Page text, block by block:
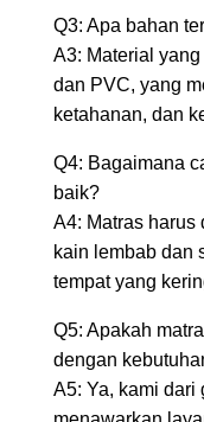
Q3: Apa bahan
A3: Material
dan PVC, yang
ketahanan, dan
Q4: Bagaimana
baik?
A4: Matras harus
kain lembab dan
tempat yang
Q5: Apakah
dengan
A5: Ya, kami dari